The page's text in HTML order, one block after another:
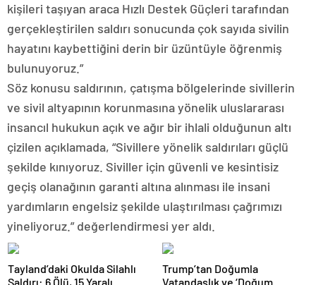
kişileri taşıyan araca Hızlı Destek Güçleri tarafından
gerçekleştirilen saldırı sonucunda çok sayıda sivilin
hayatını kaybettiğini derin bir üzüntüyle öğrenmiş
bulunuyoruz.”
Söz konusu saldırının, çatışma bölgelerinde sivillerin
ve sivil altyapının korunmasına yönelik uluslararası
insancıl hukukun açık ve ağır bir ihlali olduğunun altı
çizilen açıklamada, “Sivillere yönelik saldırıları güçlü
şekilde kınıyoruz. Siviller için güvenli ve kesintisiz
geçiş olanağının garanti altına alınması ile insani
yardımların engelsiz şekilde ulaştırılması çağrımızı
yineliyoruz.” değerlendirmesi yer aldı.
Tayland’daki Okulda Silahlı
Saldırı: 6 Ölü, 15 Yaralı
Trump’tan Doğumla
Vatandaşlık ve ‘Doğum